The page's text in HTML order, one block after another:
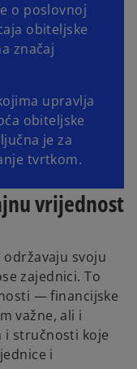
o poslovnoj
obiteljske
značaj
upravlja
obiteljske
je za
tvrtkom.
vrijednost
svoju
zajednici. To
— financijske
važne, ali i
i stručnosti koje
i